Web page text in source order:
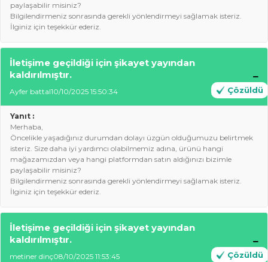
paylaşabilir misiniz?
Bilgilendirmeniz sonrasında gerekli yönlendirmeyi sağlamak isteriz.
İlginiz için teşekkür ederiz.
İletişime geçildiği için şikayet yayından
kaldırılmıştır.
Çözüldü
Ayfer battal10/10/2025 15:50:34
Yanıt :
Merhaba,
Öncelikle yaşadığınız durumdan dolayı üzgün olduğumuzu belirtmek
isteriz. Size daha iyi yardımcı olabilmemiz adına, ürünü hangi
mağazamızdan veya hangi platformdan satın aldığınızı bizimle
paylaşabilir misiniz?
Bilgilendirmeniz sonrasında gerekli yönlendirmeyi sağlamak isteriz.
İlginiz için teşekkür ederiz.
İletişime geçildiği için şikayet yayından
kaldırılmıştır.
Çözüldü
metiner dinç08/10/2025 11:53:45